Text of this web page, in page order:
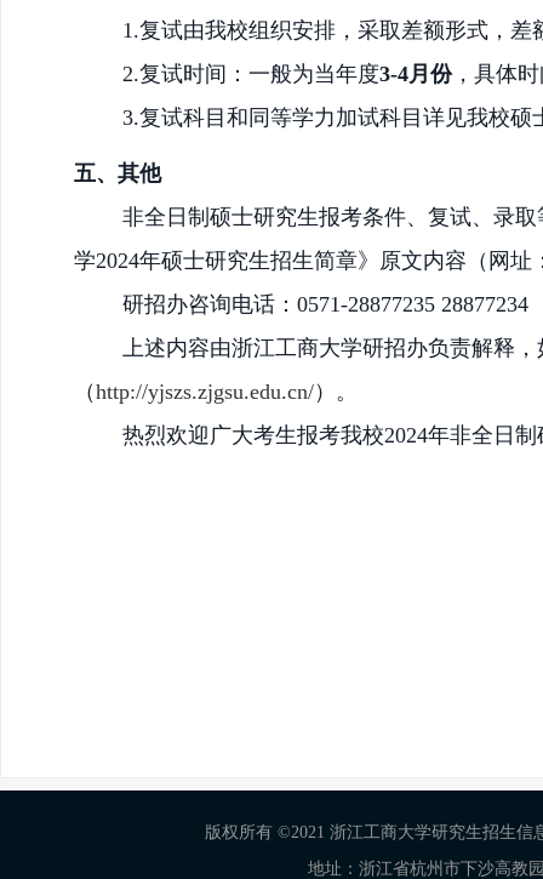
1.复试由我校组织安排，采取差额形式，
2.复试时间：一般为当年度3-4月份，具体
3.复试科目和同等学力加试科目详见我校
五、其他
非全日制硕士研究生报考条件、复试、录
学2024年硕士研究生招生简章》原文内容（网址
研招办咨询电话： 0571-28877235 28877234
上述内容由浙江工商大学研招办负责解释
（http://yjszs.zjgsu.edu.cn/）。
热烈欢迎广大考生报考我校2024年非全日
版权所有 ©2021 浙江工商大学研究生招生信
地址：浙江省杭州市下沙高教